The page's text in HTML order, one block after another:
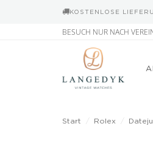
KOSTENLOSE
BESUCH NUR NACH
Start Rolex